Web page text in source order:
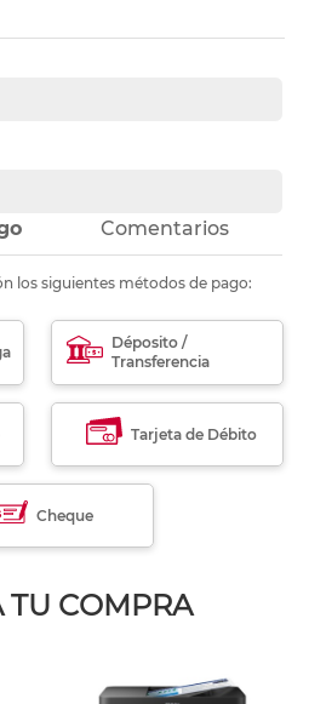
Comentarios
los siguientes métodos de pago:
Déposito /
Transferencia
Tarjeta de Débito
Cheque
TU COMPRA